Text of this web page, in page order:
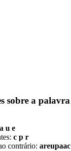
sobre a palavra
a u e
c p r
contrário: areupaac